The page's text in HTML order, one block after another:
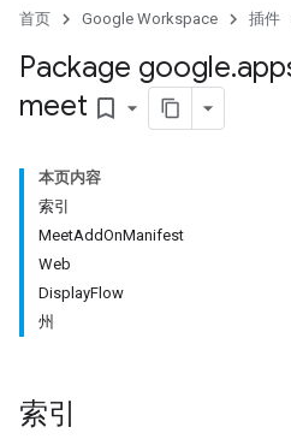
首页 Google Workspace 插件
Package google.
meet bookmark_border
本页内容
索引
MeetAddOnManifest
Web
DisplayFlow
州
索引